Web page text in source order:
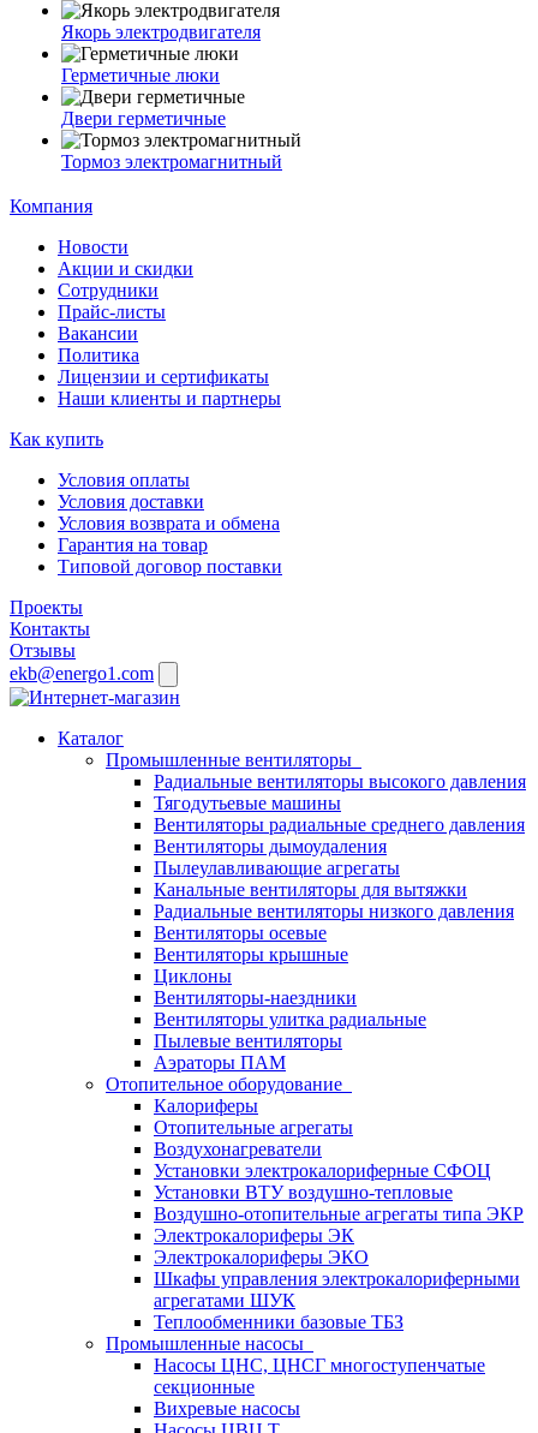
Якорь электродвигателя
Герметичные люки
Двери герметичные
Тормоз электромагнитный
Компания
Новости
Акции и скидки
Сотрудники
Прайс-листы
Вакансии
Политика
Лицензии и сертификаты
Наши клиенты и партнеры
Как купить
Условия оплаты
Условия доставки
Условия возврата и обмена
Гарантия на товар
Типовой договор поставки
Проекты
Контакты
Отзывы
ekb@energo1.com
Каталог
Промышленные вентиляторы
Радиальные вентиляторы высокого давления
Тягодутьевые машины
Вентиляторы радиальные среднего давления
Вентиляторы дымоудаления
Пылеулавливающие агрегаты
Канальные вентиляторы для вытяжки
Радиальные вентиляторы низкого давления
Вентиляторы осевые
Вентиляторы крышные
Циклоны
Вентиляторы-наездники
Вентиляторы улитка радиальные
Пылевые вентиляторы
Аэраторы ПАМ
Отопительное оборудование
Калориферы
Отопительные агрегаты
Воздухонагреватели
Установки электрокалориферные СФОЦ
Установки ВТУ воздушно-тепловые
Воздушно-отопительные агрегаты типа ЭКР
Электрокалориферы ЭК
Электрокалориферы ЭКО
Шкафы управления электрокалориферными
агрегатами ШУК
Теплообменники базовые ТБЗ
Промышленные насосы
Насосы ЦНС, ЦНСГ многоступенчатые
секционные
Вихревые насосы